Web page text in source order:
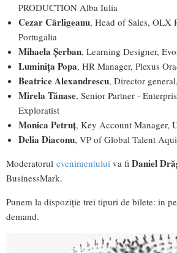
PRODUCTION Alba Iulia
Cezar Cârligeanu, Head of Sales, OLX
Portugalia
Mihaela Șerban, Learning Designer,
Luminița Popa, HR Manager, Plexus
Beatrice Alexandrescu, Director
Mirela Tănase, Senior Partner -
Exploratist
Monica Petruț, Key Account Manager,
Delia Diaconu, VP of Global Talent
Moderatorul evenimentului va fi Daniel
BusinessMark.
Punem la dispoziție trei tipuri de bilete: in
demand.